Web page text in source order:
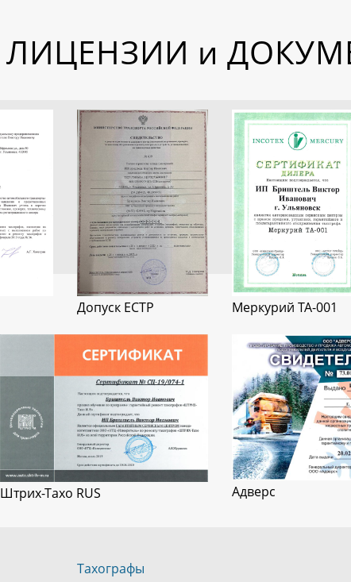
ЛИЦЕНЗИИ и
Допуск ЕСТР Меркурий ТА-001
Штрих-Тахо RUS Адверс
Тахографы